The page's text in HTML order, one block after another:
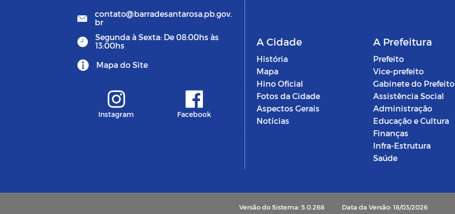
contato@barradesantarosa.pb.gov.
br
Segunda à Sexta: De 08:00hs às
13:00hs
Mapa do Site
Instagram Facebook
A Cidade
História
Mapa
Hino Oficial
Fotos da Cidade
Aspectos Gerais
Notícias
A Prefeitura
Prefeito
Vice-prefeito
Gabinete do Prefeito
Assistência Social
Administração
Educação e Cultura
Finanças
Infra-Estrutura
Saúde
Versão do Sistema: 5.0.268 Data da Versão: 18/03/2026